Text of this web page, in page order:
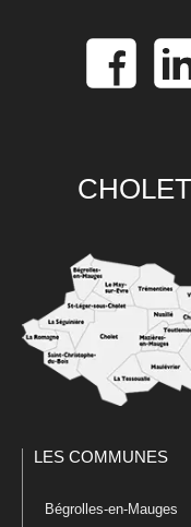
LES COMMUNES
Bégrolles-en-Mauges